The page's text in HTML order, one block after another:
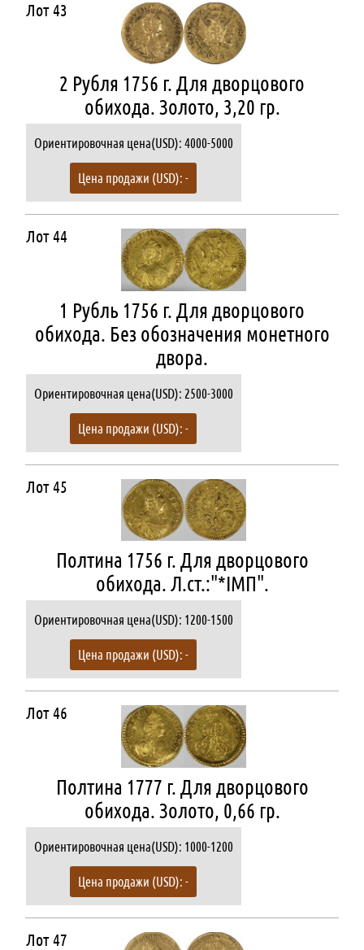
Лот 43
2 Рубля 1756 г. Для дворцового
обихода. Золото, 3,20 гр.
Ориентировочная цена(USD): 4000-5000
Цена продажи (USD): -
Лот 44
1 Рубль 1756 г. Для дворцового
обихода. Без обозначения монетного
двора.
Ориентировочная цена(USD): 2500-3000
Цена продажи (USD): -
Лот 45
Полтина 1756 г. Для дворцового
обихода. Л.ст.:"*IMП".
Ориентировочная цена(USD): 1200-1500
Цена продажи (USD): -
Лот 46
Полтина 1777 г. Для дворцового
обихода. Золото, 0,66 гр.
Ориентировочная цена(USD): 1000-1200
Цена продажи (USD): -
Лот 47